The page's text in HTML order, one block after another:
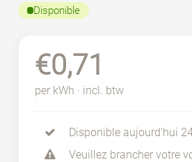
Disponible
€0,71
per kWh · incl. btw
Disponible aujourd'hui
Veuillez brancher votre